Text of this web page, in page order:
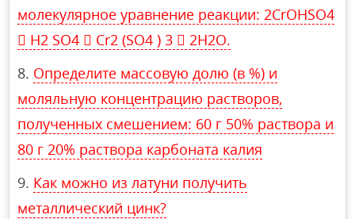
молекулярное уравнение реакции: 2CrOHSO4
 H2 SO4  Cr2 (SO4 ) 3  2H2O.
Определите массовую долю (в %) и
моляльную концентрацию растворов,
полученных смешением: 60 г 50% раствора и
80 г 20% раствора карбоната калия
Как можно из латуни получить
металлический цинк?